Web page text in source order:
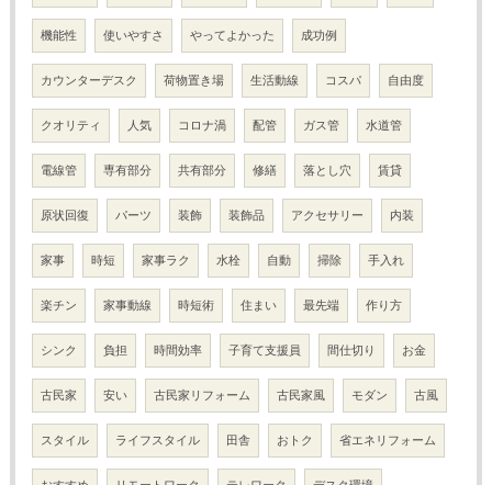
機能性 使いやすさ やってよかった 成功例
カウンターデスク 荷物置き場 生活動線 コスパ 自由度
クオリティ 人気 コロナ渦 配管 ガス管 水道管
電線管 専有部分 共有部分 修繕 落とし穴 賃貸
原状回復 パーツ 装飾 装飾品 アクセサリー 内装
家事 時短 家事ラク 水栓 自動 掃除 手入れ
楽チン 家事動線 時短術 住まい 最先端 作り方
シンク 負担 時間効率 子育て支援員 間仕切り お金
古民家 安い 古民家リフォーム 古民家風 モダン 古風
スタイル ライフスタイル 田舎 おトク 省エネリフォーム